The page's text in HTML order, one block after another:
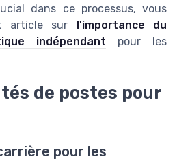
dans ce processus, vous
article sur
l'importance du
indépendant pour les
de postes pour
pour les